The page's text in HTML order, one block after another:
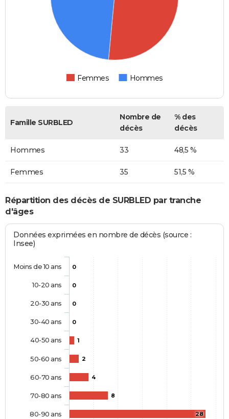
Femmes Hommes
Famille SURBLED
Nombre de
décès
% des
décès
Hommes 33 48,5 %
Femmes 35 51,5 %
Répartition des décès de SURBLED par tranche
d'âges
Données exprimées en nombre de décès (source :
Insee)
0
0
0
0
1
2
4
8
28
Moins de 10 ans
10-20 ans
20-30 ans
30-40 ans
40-50 ans
50-60 ans
60-70 ans
70-80 ans
80-90 ans